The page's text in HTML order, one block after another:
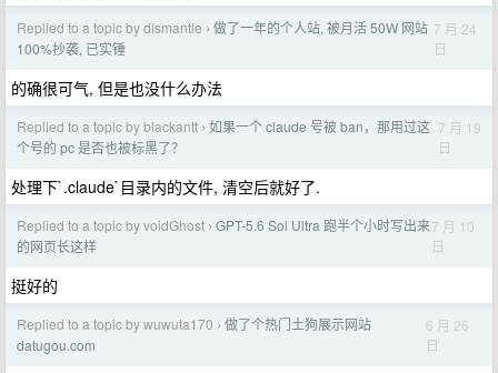
Replied to a topic by dismantle › 做了一年的个人站, 被月活 50W 网站
100%抄袭, 已实锤
7 月 24
日
的确很可气, 但是也没什么办法
Replied to a topic by blackantt › 如果一个 claude 号被 ban，那用过这
个号的 pc 是否也被标黑了？
7 月 19
日
处理下`.claude`目录内的文件, 清空后就好了.
Replied to a topic by voidGhost › GPT-5.6 Sol Ultra 跑半个小时写出来
的网页长这样
7 月 10
日
挺好的
Replied to a topic by wuwuta170 › 做了个热门土狗展示网站
datugou.com
6 月 26
日